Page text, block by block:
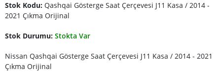
Stok Kodu: Qashqai Gösterge Saat Çerçevesi J11 Kasa / 2014 -
2021 Çıkma Orijinal
Stok Durumu: Stokta Var
Nissan Qashqai Gösterge Saat Çerçevesi J11 Kasa / 2014 - 2021
Çıkma Orijinal